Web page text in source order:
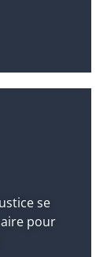
se
pour